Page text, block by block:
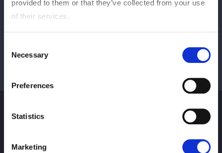
provided to them or that they’ve collected from your use
of their services.
Selection
Necessary
Preferences
Statistics
Marketing